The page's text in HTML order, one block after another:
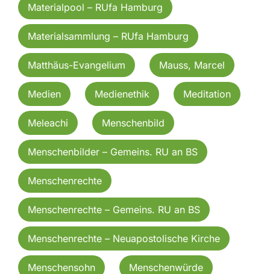
Materialpool – RUfa Hamburg
Materialsammlung – RUfa Hamburg
Matthäus-Evangelium Mauss, Marcel
Medien Medienethik Meditation
Meleachi Menschenbild
Menschenbilder – Gemeins. RU an BS
Menschenrechte
Menschenrechte – Gemeins. RU an BS
Menschenrechte – Neuapostolische Kirche
Menschensohn Menschenwürde